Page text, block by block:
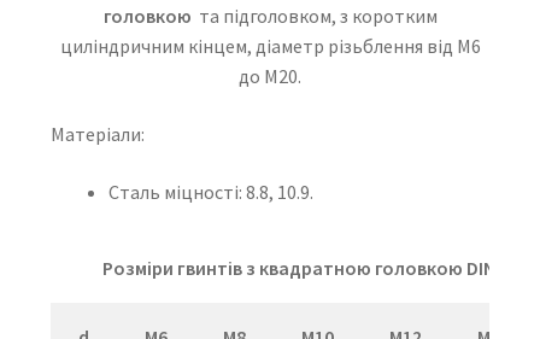
головкою та підголовком, з коротким
циліндричним кінцем, діаметр різьблення від М6
до М20.
Матеріали:
Сталь міцності: 8.8, 10.9.
Розміри гвинтів з квадратною головкою DIN 479